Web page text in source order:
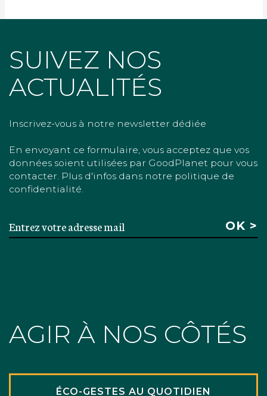
SUIVEZ NOS
ACTUALITÉS
Inscrivez-vous à notre newsletter dédiée
En envoyant ce formulaire, vous acceptez que vos
données soient utilisées par GoodPlanet pour vous
contacter. Plus d'infos dans notre politique de
confidentialité.
AGIR À NOS CÔTÉS
ÉCO-GESTES AU QUOTIDIEN